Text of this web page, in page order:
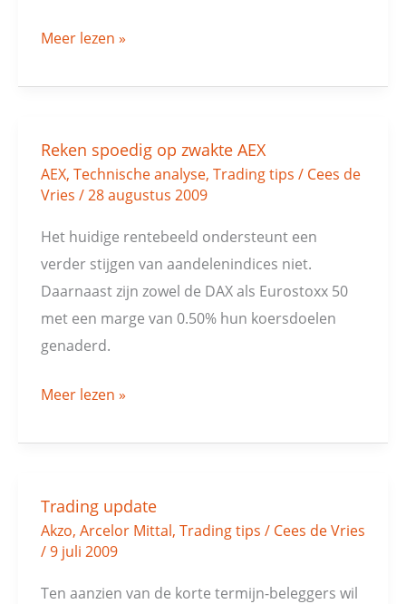
Meer lezen »
Reken spoedig op zwakte AEX
AEX, Technische analyse, Trading tips / Cees de
Vries /28 augustus 2009
Het huidige rentebeeld ondersteunt een
verder stijgen van aandelenindices niet.
Daarnaast zijn zowel de DAX als Eurostoxx 50
met een marge van 0.50% hun koersdoelen
genaderd.
Reken
spoedig
op
zwakte
AEX
Meer lezen »
Trading update
Akzo, Arcelor Mittal, Trading tips / Cees de Vries
/9 juli 2009
Ten aanzien van de korte termijn-beleggers wil
Trading
update